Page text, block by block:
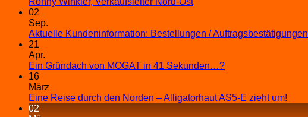
02
Sep.
Aktuelle Kundeninformation: Bestellungen / Auftragsbestätigungen
21
Apr.
Ein Gründach von MOGAT in 41 Sekunden…?
16
März
Eine Reise durch den Norden – Alligatorhaut AS5-E zieht um!
02